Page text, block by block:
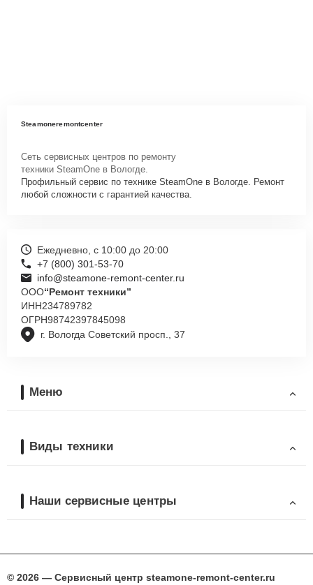
Steamoneremontcenter
Сеть сервисных центров по ремонту
техники SteamOne в Вологде.
Профильный сервис по технике SteamOne в Вологде. Ремонт
любой сложности с гарантией качества.
г. Вологда Советский просп., 37
Ежедневно, с 10:00 до 20:00
+7 (800) 301-53-70
info@steamone-remont-center.ru
ООО“Ремонт техники”
ИНН234789782
ОГРН98742397845098
Меню
Виды техники
Наши сервисные центры
© 2026 — Сервисный центр steamone-remont-center.ru